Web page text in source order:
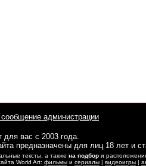
сообщение администрации
для вас с 2003 года.
предназначены для лиц 18 лет и
тексты, а также на подбор и
World Art: фильмы и сериалы | видеоигры |